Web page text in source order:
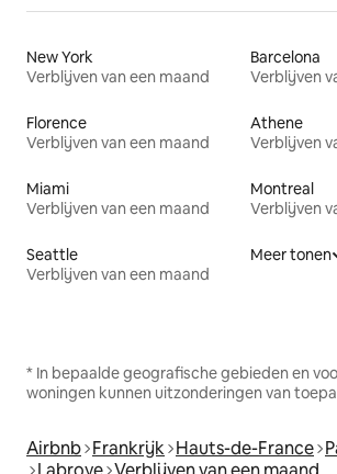
New York
Verblijven van een maand
Barcelona
Verblijven
Florence
Verblijven van een maand
Athene
Verblijven
Miami
Verblijven van een maand
Montreal
Verblijven
Seattle
Verblijven van een maand
Meer tonen
* In bepaalde geografische gebieden en
woningen kunnen uitzonderingen van
Airbnb Frankrijk Hauts-de-France